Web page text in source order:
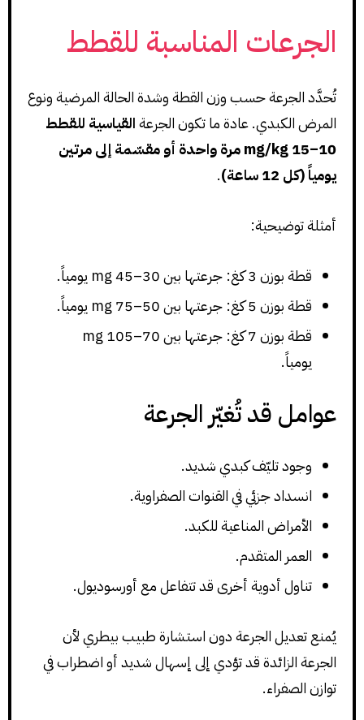
الجرعات المناسبة للقطط
تُحدَّد الجرعة حسب وزن القطة وشدة الحالة المرضية ونوع
المرض الكبدي. عادة ما تكون الجرعةالقياسية للقطط
10–15 mg/kg مرة واحدة أو مقسّمة إلى مرتين
يومياً (كل 12 ساعة)
.
أمثلة توضيحية:
قطة بوزن 3 كغ: جرعتها بين 30–45 mg يومياً.
قطة بوزن 5 كغ: جرعتها بين 50–75 mg يومياً.
قطة بوزن 7 كغ: جرعتها بين 70–105 mg
يومياً.
عوامل قد تُغيّر الجرعة
وجود تليّف كبدي شديد.
انسداد جزئي في القنوات الصفراوية.
الأمراض المناعية للكبد.
العمر المتقدم.
تناول أدوية أخرى قد تتفاعل مع أورسوديول.
يُمنع تعديل الجرعة دون استشارة طبيب بيطري لأن
الجرعة الزائدة قد تؤدي إلى إسهال شديد أو اضطراب في
توازن الصفراء.